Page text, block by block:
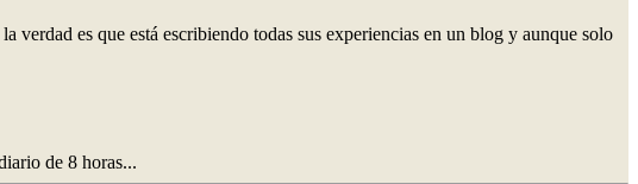
es que está escribiendo todas sus experiencias en un blog y aunque solo
de 8 horas...